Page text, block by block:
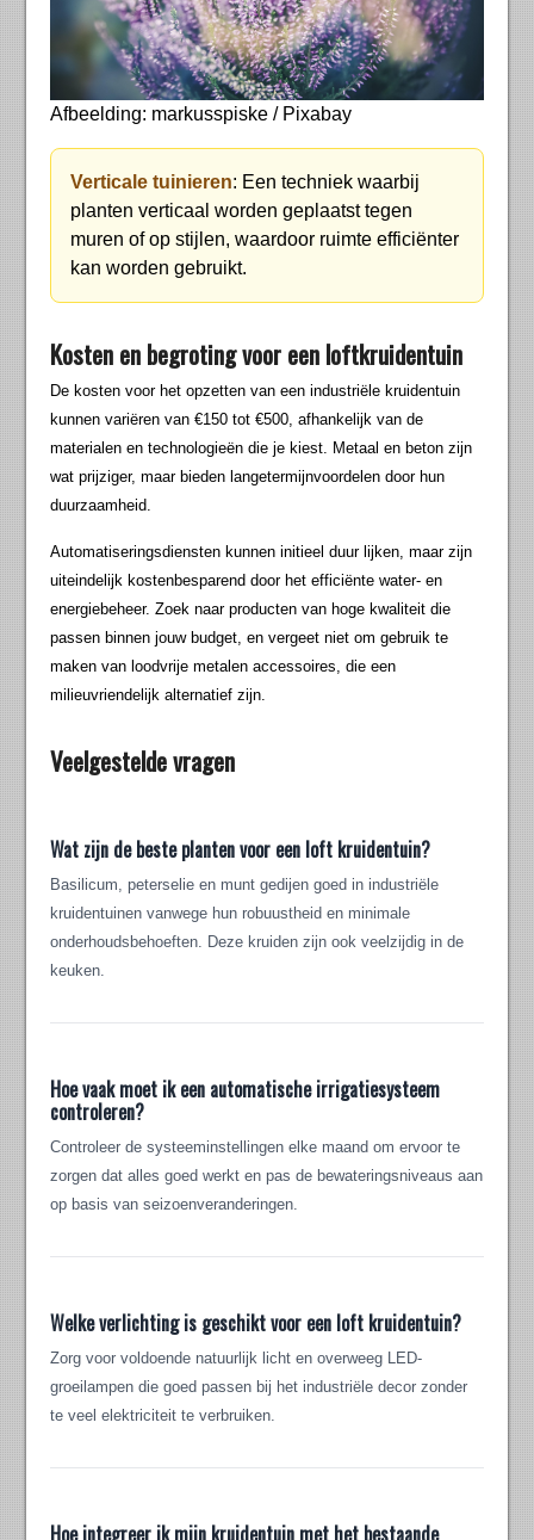
Afbeelding: markusspiske / Pixabay
Verticale tuinieren: Een techniek waarbij
planten verticaal worden geplaatst tegen
muren of op stijlen, waardoor ruimte efficiënter
kan worden gebruikt.
Kosten en begroting voor een loftkruidentuin
De kosten voor het opzetten van een industriële kruidentuin
kunnen variëren van €150 tot €500, afhankelijk van de
materialen en technologieën die je kiest. Metaal en beton zijn
wat prijziger, maar bieden langetermijnvoordelen door hun
duurzaamheid.
Automatiseringsdiensten kunnen initieel duur lijken, maar zijn
uiteindelijk kostenbesparend door het efficiënte water- en
energiebeheer. Zoek naar producten van hoge kwaliteit die
passen binnen jouw budget, en vergeet niet om gebruik te
maken van loodvrije metalen accessoires, die een
milieuvriendelijk alternatief zijn.
Veelgestelde vragen
Wat zijn de beste planten voor een loft kruidentuin?
Basilicum, peterselie en munt gedijen goed in industriële
kruidentuinen vanwege hun robuustheid en minimale
onderhoudsbehoeften. Deze kruiden zijn ook veelzijdig in de
keuken.
Hoe vaak moet ik een automatische irrigatiesysteem
controleren?
Controleer de systeeminstellingen elke maand om ervoor te
zorgen dat alles goed werkt en pas de bewateringsniveaus aan
op basis van seizoenveranderingen.
Welke verlichting is geschikt voor een loft kruidentuin?
Zorg voor voldoende natuurlijk licht en overweeg LED-
groeilampen die goed passen bij het industriële decor zonder
te veel elektriciteit te verbruiken.